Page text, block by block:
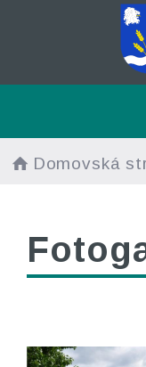
Domovská